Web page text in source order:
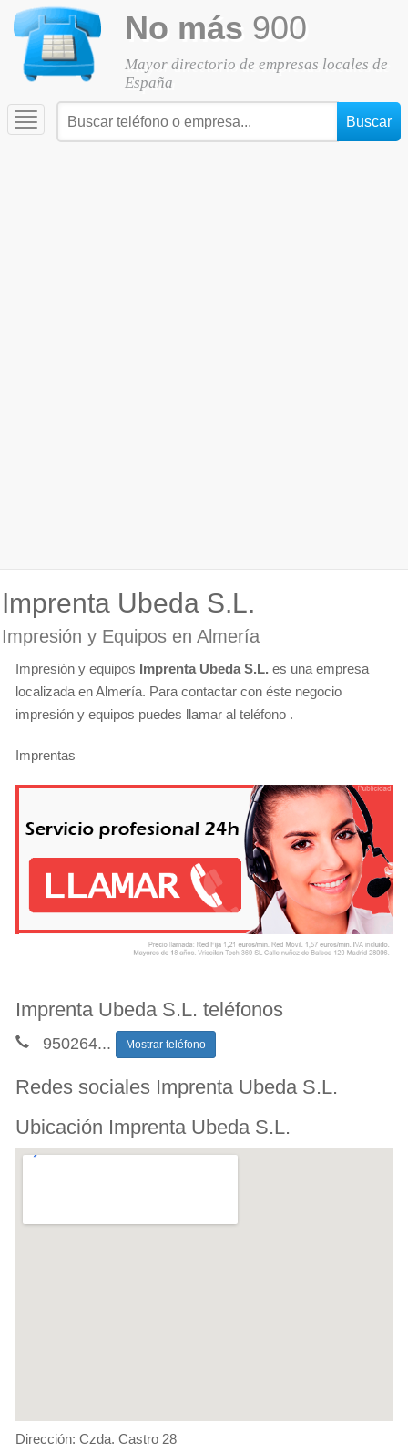
No más 900
Mayor directorio de empresas locales de
España
Toggle
navigation
Imprenta Ubeda S.L.
Impresión y Equipos en Almería
Impresión y equipos Imprenta Ubeda S.L. es una empresa
localizada en Almería. Para contactar con éste negocio
impresión y equipos puedes llamar al teléfono .
Imprentas
Imprenta Ubeda S.L. teléfonos
950264... Mostrar teléfono
Redes sociales Imprenta Ubeda S.L.
Ubicación Imprenta Ubeda S.L.
Dirección: Czda. Castro 28